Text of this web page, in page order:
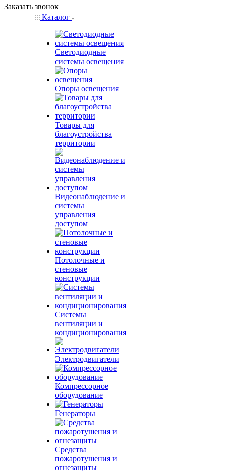
Заказать звонок
Каталог
Светодиодные
системы освещения
Опоры освещения
Товары для
благоустройства
территории
Видеонаблюдение и
системы
управления
доступом
Потолочные и
стеновые
конструкции
Системы
вентиляции и
кондиционирования
Электродвигатели
Компрессорное
оборудование
Генераторы
Средства
пожаротушения и
огнезащиты